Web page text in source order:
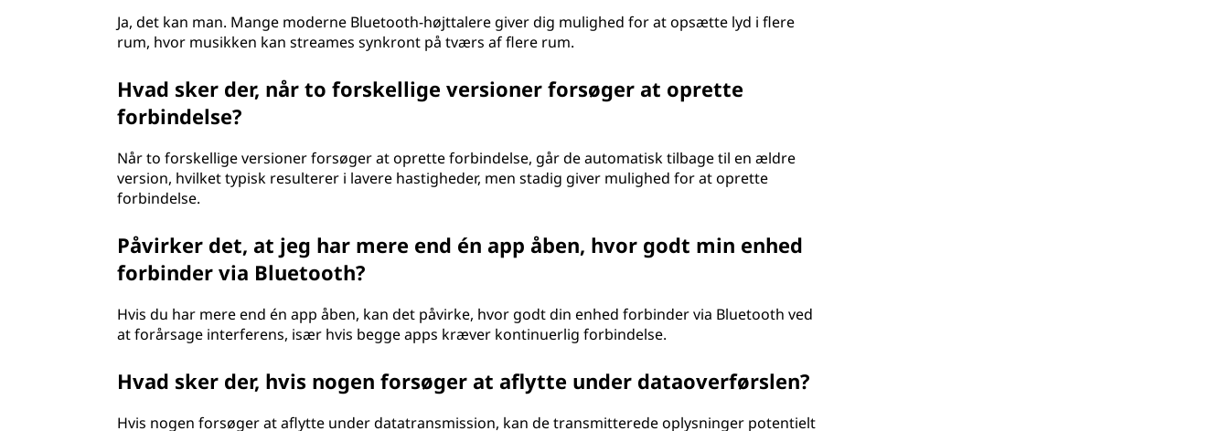
Ja, det kan man. Mange moderne Bluetooth-højttalere giver dig mulighed for at opsætte lyd i flere
rum, hvor musikken kan streames synkront på tværs af flere rum.
Hvad sker der, når to forskellige versioner forsøger at oprette
forbindelse?
Når to forskellige versioner forsøger at oprette forbindelse, går de automatisk tilbage til en ældre
version, hvilket typisk resulterer i lavere hastigheder, men stadig giver mulighed for at oprette
forbindelse.
Påvirker det, at jeg har mere end én app åben, hvor godt min enhed
forbinder via Bluetooth?
Hvis du har mere end én app åben, kan det påvirke, hvor godt din enhed forbinder via Bluetooth ved
at forårsage interferens, især hvis begge apps kræver kontinuerlig forbindelse.
Hvad sker der, hvis nogen forsøger at aflytte under dataoverførslen?
Hvis nogen forsøger at aflytte under datatransmission, kan de transmitterede oplysninger potentielt